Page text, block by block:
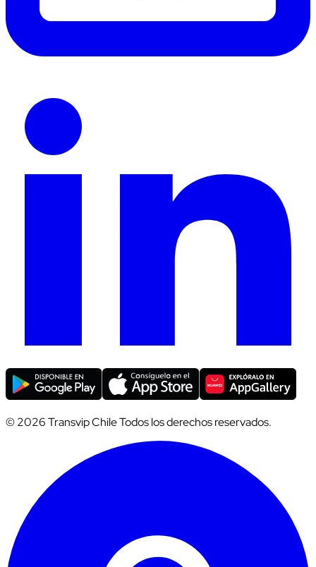
© 2026 Transvip Chile Todos los derechos reservados.